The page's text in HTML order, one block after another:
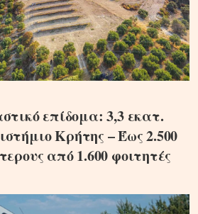
επίδομα: 3,3 εκατ.
Κρήτης – Έως 2.500
από 1.600 φοιτητές